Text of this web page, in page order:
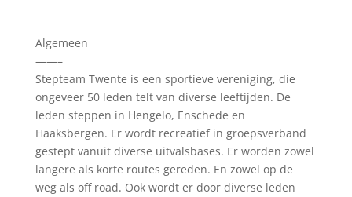
Algemeen
——–
Stepteam Twente is een sportieve vereniging, die
ongeveer 50 leden telt van diverse leeftijden. De
leden steppen in Hengelo, Enschede en
Haaksbergen. Er wordt recreatief in groepsverband
gestept vanuit diverse uitvalsbases. Er worden zowel
langere als korte routes gereden. En zowel op de
weg als off road. Ook wordt er door diverse leden